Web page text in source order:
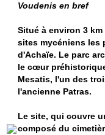
Voudenis en bref
Situé à environ 3
sites mycéniens les
d'Achaïe. Le parc
le cœur
Mesatis, l'un des
l'ancienne Patras.
Le site, qui couvre
composé du